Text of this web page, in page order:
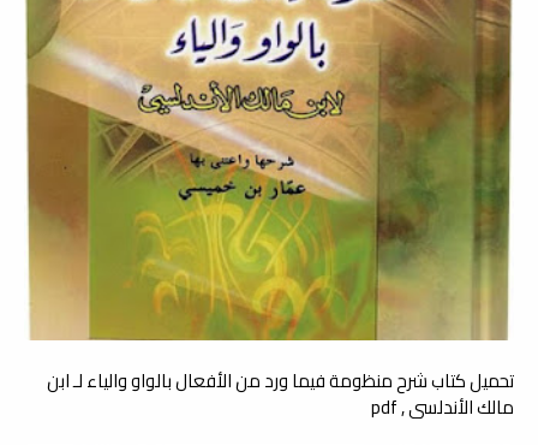
تحميل كتاب شرح منظومة فيما ورد من الأفعال بالواو والياء لـ ابن
مالك الأندلسي , pdf